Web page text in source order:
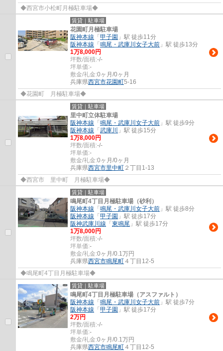
◆西宮市小松町月極駐車場◆
賃貸｜駐車場
花園町月極駐車場
阪神本線 「 甲子園 」駅 徒歩11分
阪神本線 「 鳴尾・武庫川女子大前 」駅 徒歩13分
1万8,000円
坪数/面積:-/-
坪単価:-
敷金/礼金:0ヶ月/0ヶ月
兵庫県西宮市花園町5-16
◆花園町 月極駐車場◆
賃貸｜駐車場
里中町立体駐車場
阪神本線 「 鳴尾・武庫川女子大前 」駅 徒歩9分
阪神本線 「 武庫川
」駅 徒歩15分
1万8,000円
坪数/面積:-/-
坪単価:-
敷金/礼金:0ヶ月/0ヶ月
兵庫県西宮市里中町 ２丁目1-13
◆西宮市 里中町 月極駐車場◆
賃貸｜駐車場
鳴尾町4丁目月極駐車場（砂利）
阪神本線 「 鳴尾・武庫川女子大前 」駅 徒歩8分
阪神本線 「 甲子園 」駅 徒歩17分
阪神武庫川線 「 東鳴尾 」駅 徒歩17分
1万8,000円
坪数/面積:-/-
坪単価:-
敷金/礼金:0ヶ月/0.1万円
兵庫県西宮市鳴尾町 ４丁目12-5
◆鳴尾町4丁目月極駐車場◆
賃貸｜駐車場
鳴尾町4丁目月極駐車場（アスファルト）
阪神本線 「 鳴尾・武庫川女子大前 」駅 徒歩7分
阪神本線 「 甲子園 」駅 徒歩17分
2万円
坪数/面積:-/-
坪単価:-
敷金/礼金:0ヶ月/0.1万円
兵庫県西宮市鳴尾町 ４丁目12-5